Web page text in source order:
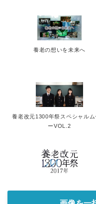
養老の想いを未来へ
養老改元1300年祭スペシャルム
ーVOL.2